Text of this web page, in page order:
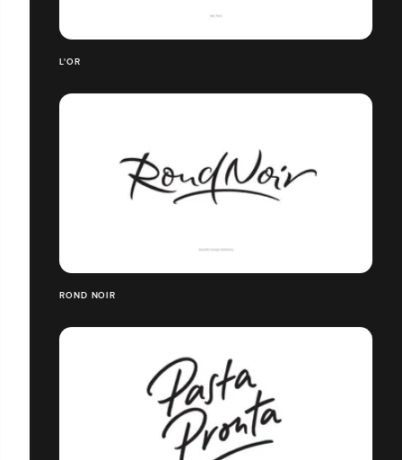
L'OR
ROND NOIR